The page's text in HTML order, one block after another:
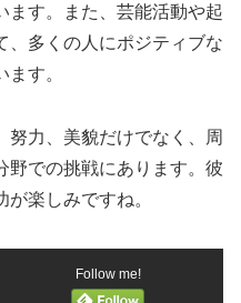
ます。また、芸能活動や起
、多くの人にポジティブな
す。
努力、美貌だけでなく、周
野での挑戦にあります。彼
楽しみですね。
Follow me!